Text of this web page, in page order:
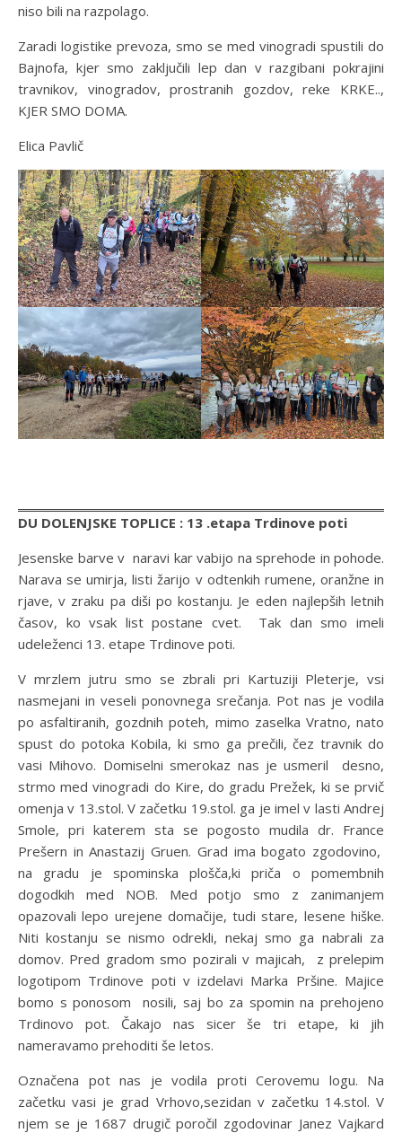
niso bili na razpolago.
Zaradi logistike prevoza, smo se med vinogradi spustili do
Bajnofa, kjer smo zaključili lep dan v razgibani pokrajini
travnikov, vinogradov, prostranih gozdov, reke KRKE..,
KJER SMO DOMA.
Elica Pavlič
DU DOLENJSKE TOPLICE : 13 .etapa Trdinove poti
Jesenske barve v naravi kar vabijo na sprehode in pohode.
Narava se umirja, listi žarijo v odtenkih rumene, oranžne in
rjave, v zraku pa diši po kostanju. Je eden najlepših letnih
časov, ko vsak list postane cvet. Tak dan smo imeli
udeleženci 13. etape Trdinove poti.
V mrzlem jutru smo se zbrali pri Kartuziji Pleterje, vsi
nasmejani in veseli ponovnega srečanja. Pot nas je vodila
po asfaltiranih, gozdnih poteh, mimo zaselka Vratno, nato
spust do potoka Kobila, ki smo ga prečili, čez travnik do
vasi Mihovo. Domiselni smerokaz nas je usmeril desno,
strmo med vinogradi do Kire, do gradu Prežek, ki se prvič
omenja v 13.stol. V začetku 19.stol. ga je imel v lasti Andrej
Smole, pri katerem sta se pogosto mudila dr. France
Prešern in Anastazij Gruen. Grad ima bogato zgodovino,
na gradu je spominska plošča,ki priča o pomembnih
dogodkih med NOB. Med potjo smo z zanimanjem
opazovali lepo urejene domačije, tudi stare, lesene hiške.
Niti kostanju se nismo odrekli, nekaj smo ga nabrali za
domov. Pred gradom smo pozirali v majicah, z prelepim
logotipom Trdinove poti v izdelavi Marka Pršine. Majice
bomo s ponosom nosili, saj bo za spomin na prehojeno
Trdinovo pot. Čakajo nas sicer še tri etape, ki jih
nameravamo prehoditi še letos.
Označena pot nas je vodila proti Cerovemu logu. Na
začetku vasi je grad Vrhovo,sezidan v začetku 14.stol. V
njem se je 1687 drugič poročil zgodovinar Janez Vajkard